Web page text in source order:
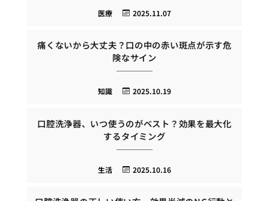
2025.11.07
医療
痛くないから大丈夫？口の中の赤い斑点が示す危
険なサイン
2025.10.19
知識
口腔洗浄器、いつ使うのがベスト？効果を最大化
するタイミング
2025.10.16
生活